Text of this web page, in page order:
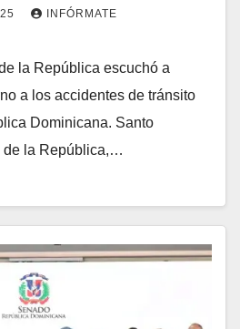
INFÓRMATE
la República escuchó a
a los accidentes de tránsito
Dominicana. Santo
de la República,…